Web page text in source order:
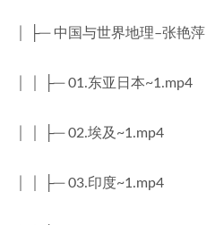
│ ├─ 中国与世界地理–张艳萍
│ │ ├─ 01.东亚日本~1.mp4
│ │ ├─ 02.埃及~1.mp4
│ │ ├─ 03.印度~1.mp4